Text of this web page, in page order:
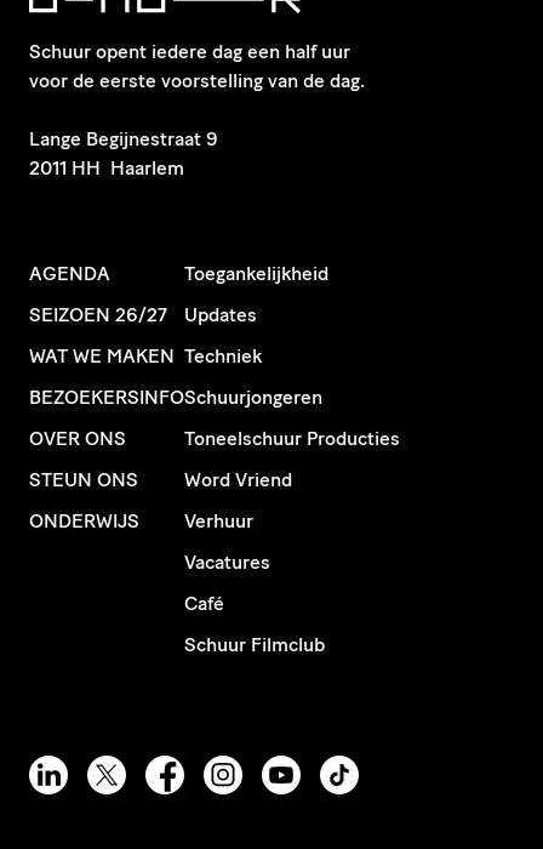
Schuur opent iedere dag een half uur
voor de eerste voorstelling van de dag.
​Lange Begijnestraat 9
2011 HH Haarlem
AGENDA
SEIZOEN 26/27
WAT WE MAKEN
BEZOEKERSINFO
OVER ONS
STEUN ONS
ONDERWIJS
Toegankelijkheid
Updates
Techniek
Schuurjongeren
Toneelschuur Producties
Word Vriend
Verhuur
Vacatures
Café
Schuur Filmclub